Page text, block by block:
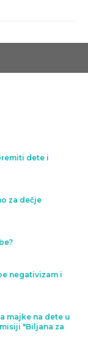
dete i
za dečje
negativizam i
majke na dete u
"Biljana za